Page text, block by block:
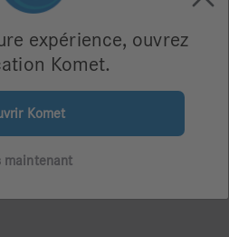
ouvrables
expérience, ouvrez
Komet.
Komet
maintenant